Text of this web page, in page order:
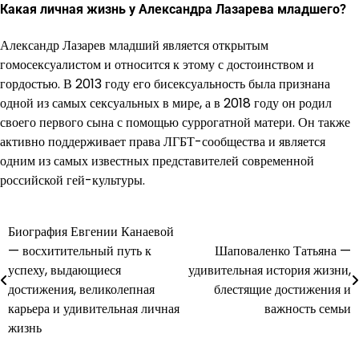
Какая личная жизнь у Александра Лазарева младшего?
Александр Лазарев младший является открытым
гомосексуалистом и относится к этому с достоинством и
гордостью. В 2013 году его бисексуальность была признана
одной из самых сексуальных в мире, а в 2018 году он родил
своего первого сына с помощью суррогатной матери. Он также
активно поддерживает права ЛГБТ-сообщества и является
одним из самых известных представителей современной
российской гей-культуры.
Навигация
по
записям
Биография Евгении Канаевой
— восхитительный путь к
успеху, выдающиеся
достижения, великолепная
карьера и удивительная личная
жизнь
Шаповаленко Татьяна —
удивительная история жизни,
блестящие достижения и
важность семьи